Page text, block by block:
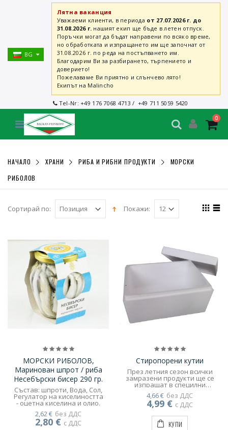
BG
Лятна ваканция
Уважаеми клиенти, в периода от 27.07.2026 г. до
31.08.2026 г. нашият екип ще бъде в летен отпуск.
Поръчки могат да бъдат направени по всяко време,
но обработката и изпращането им ще започнат от
31.08.2026 г. по реда на постъпването им.
Благодарим Ви за разбирането, търпението и
доверието!
Пожелаваме Ви приятно и слънчево лято!
Екипът на Malincho
Tel-Nr:+49 176 7068 4713 / +49 711 5059 5420
0
НАЧАЛО ХРАНИ РИБА И РИБНИ ПРОДУКТИ
МОРСКИ
РИБОЛОВ
Сортирай по: Покажи:
МОРСКИ РИБОЛОВ,
Маринован шпрот / риба
Несебърски бисер 290 гр.
Състав: шпроти, Вода, Сол,
Регулатор на киселиността
- оцетна киселина и олио.
без ДДС
2,62 €
с ДДС
2,80 €
Стиропорени кутии
През летния сезон всички
замразени продукти ще се
изпращат в специлни
опаковки снабдени със
специлни фризерни
пакети, които задържат
продуктите в добро
състояние по време на
транспортирането им.!
без ДДС
4,66 €
с ДДС
4,99 €
КУПИ